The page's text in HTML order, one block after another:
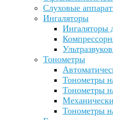
Слуховые
Ингаляторы
Ингаляторы
Тонометры
Тонометры
Тонометры
Тонометры